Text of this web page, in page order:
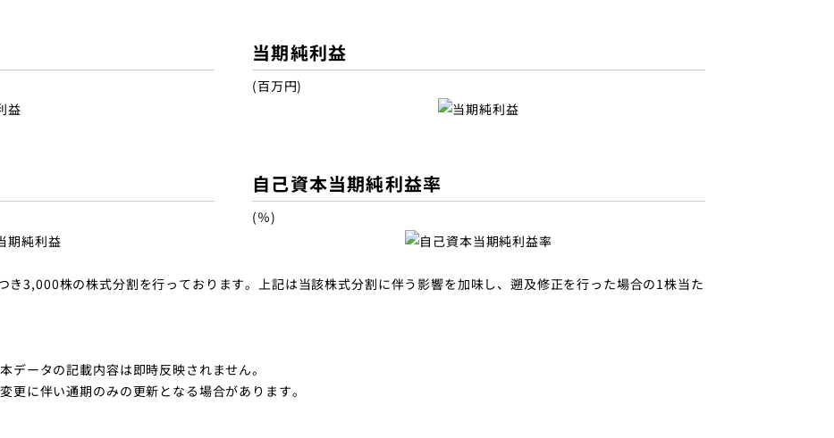
当期純利益
(百万円)
自己資本当期純利益率
(％)
き3,000株の株式分割を行っております。上記は当該株式分割に伴う影響を加味し、遡及修正を行った場合の1株当た
データの記載内容は即時反映されません。
更に伴い通期のみの更新となる場合があります。